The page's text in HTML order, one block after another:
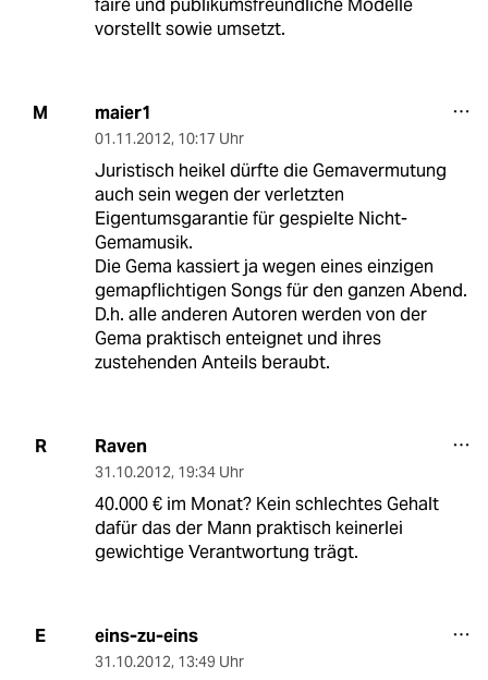
faire und publikumsfreundliche Modelle
vorstellt sowie umsetzt.
M maier1
01.11.2012, 10:17 Uhr
Juristisch heikel dürfte die Gemavermutung
auch sein wegen der verletzten
Eigentumsgarantie für gespielte Nicht-
Gemamusik.
Die Gema kassiert ja wegen eines einzigen
gemapflichtigen Songs für den ganzen Abend.
D.h. alle anderen Autoren werden von der
Gema praktisch enteignet und ihres
zustehenden Anteils beraubt.
R Raven
31.10.2012, 19:34 Uhr
40.000 € im Monat? Kein schlechtes Gehalt
dafür das der Mann praktisch keinerlei
gewichtige Verantwortung trägt.
E eins-zu-eins
31.10.2012, 13:49 Uhr